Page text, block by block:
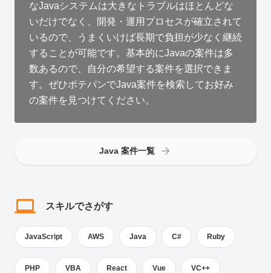
なJavaシステムは大きなトラブルはほとんどな
いだけでなく、開発・運用プロセスが確立されて
いるので、うまくいけば長期で負担が少なく継続
することが可能です。基本的にJavaの案件は多
数あるので、自分の希望する案件を選択できま
す。ぜひポテパンでJava案件を検索してお好み
の案件を見つけてください。
Java 案件一覧
スキルでさがす
JavaScript AWS Java C# Ruby
PHP VBA React Vue VC++